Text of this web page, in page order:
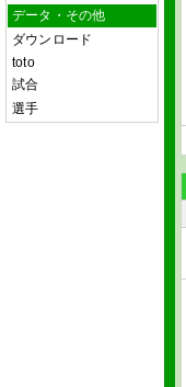
データ・その他
ダウンロード
toto
試合
選手